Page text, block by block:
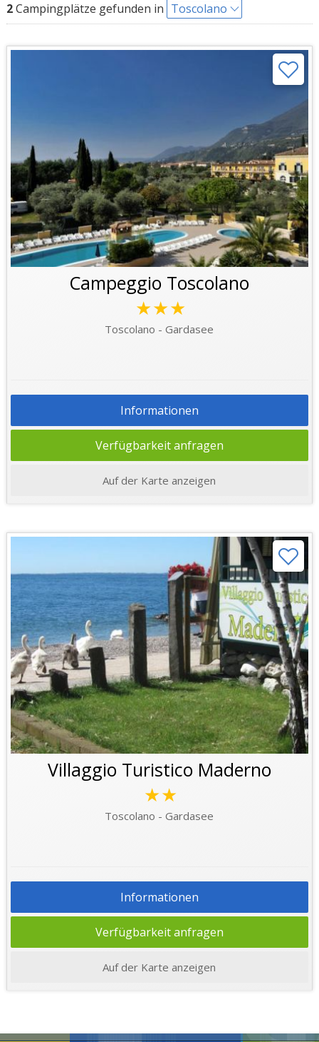
2Campingplätze gefunden in Toscolano
Campeggio Toscolano
★★★
Toscolano - Gardasee
Informationen
Verfügbarkeit anfragen
Auf der Karte anzeigen
Villaggio Turistico Maderno
★★
Toscolano - Gardasee
Informationen
Verfügbarkeit anfragen
Auf der Karte anzeigen